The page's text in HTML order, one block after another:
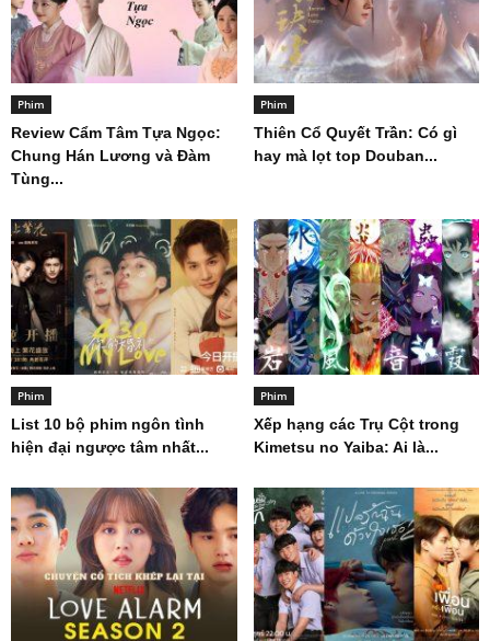
Phim
Review Cẩm Tâm Tựa Ngọc:
Chung Hán Lương và Đàm
Tùng...
Phim
Thiên Cổ Quyết Trần: Có gì
hay mà lọt top Douban...
Phim
List 10 bộ phim ngôn tình
hiện đại ngược tâm nhất...
Phim
Xếp hạng các Trụ Cột trong
Kimetsu no Yaiba: Ai là...